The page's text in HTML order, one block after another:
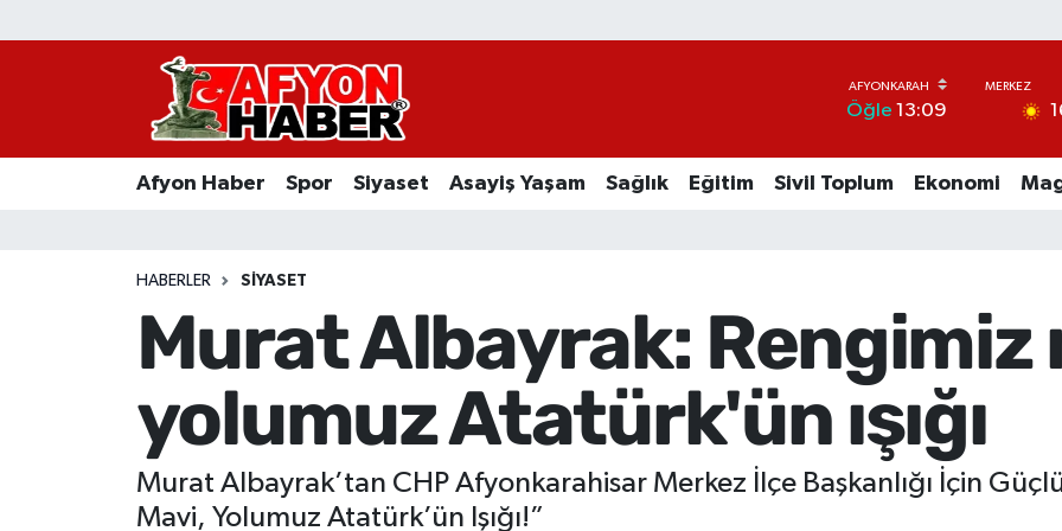
Öğle 13:09
Afyon Haber Spor Siyaset Asayiş Yaşam Sağlık Eğitim Sivil Toplum Ekonomi
HABERLER SIYASET
Murat Albayrak: Rengimiz
yolumuz Atatürk'ün ışığı
Murat Albayrak’tan CHP Afyonkarahisar Merkez İlçe Başkanlığı İçin Güçlü
Mavi, Yolumuz Atatürk’ün Işığı!”
Afyon Haber
Asayiş Yaşam
Sivil Toplum
Ekonomi